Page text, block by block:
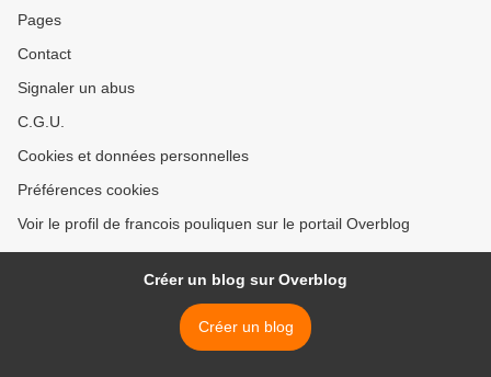
Pages
Contact
Signaler un abus
C.G.U.
Cookies et données personnelles
Préférences cookies
Voir le profil de francois pouliquen sur le portail Overblog
Créer un blog sur Overblog
Créer un blog